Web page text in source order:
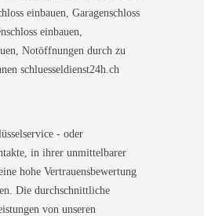
einbauen, Garagenschloss
einbauen,
Notöffnungen durch zu
schluesseldienst24h.ch
- oder
in ihrer unmittelbarer
hohe Vertrauensbewertung
Die durchschnittliche
von unseren